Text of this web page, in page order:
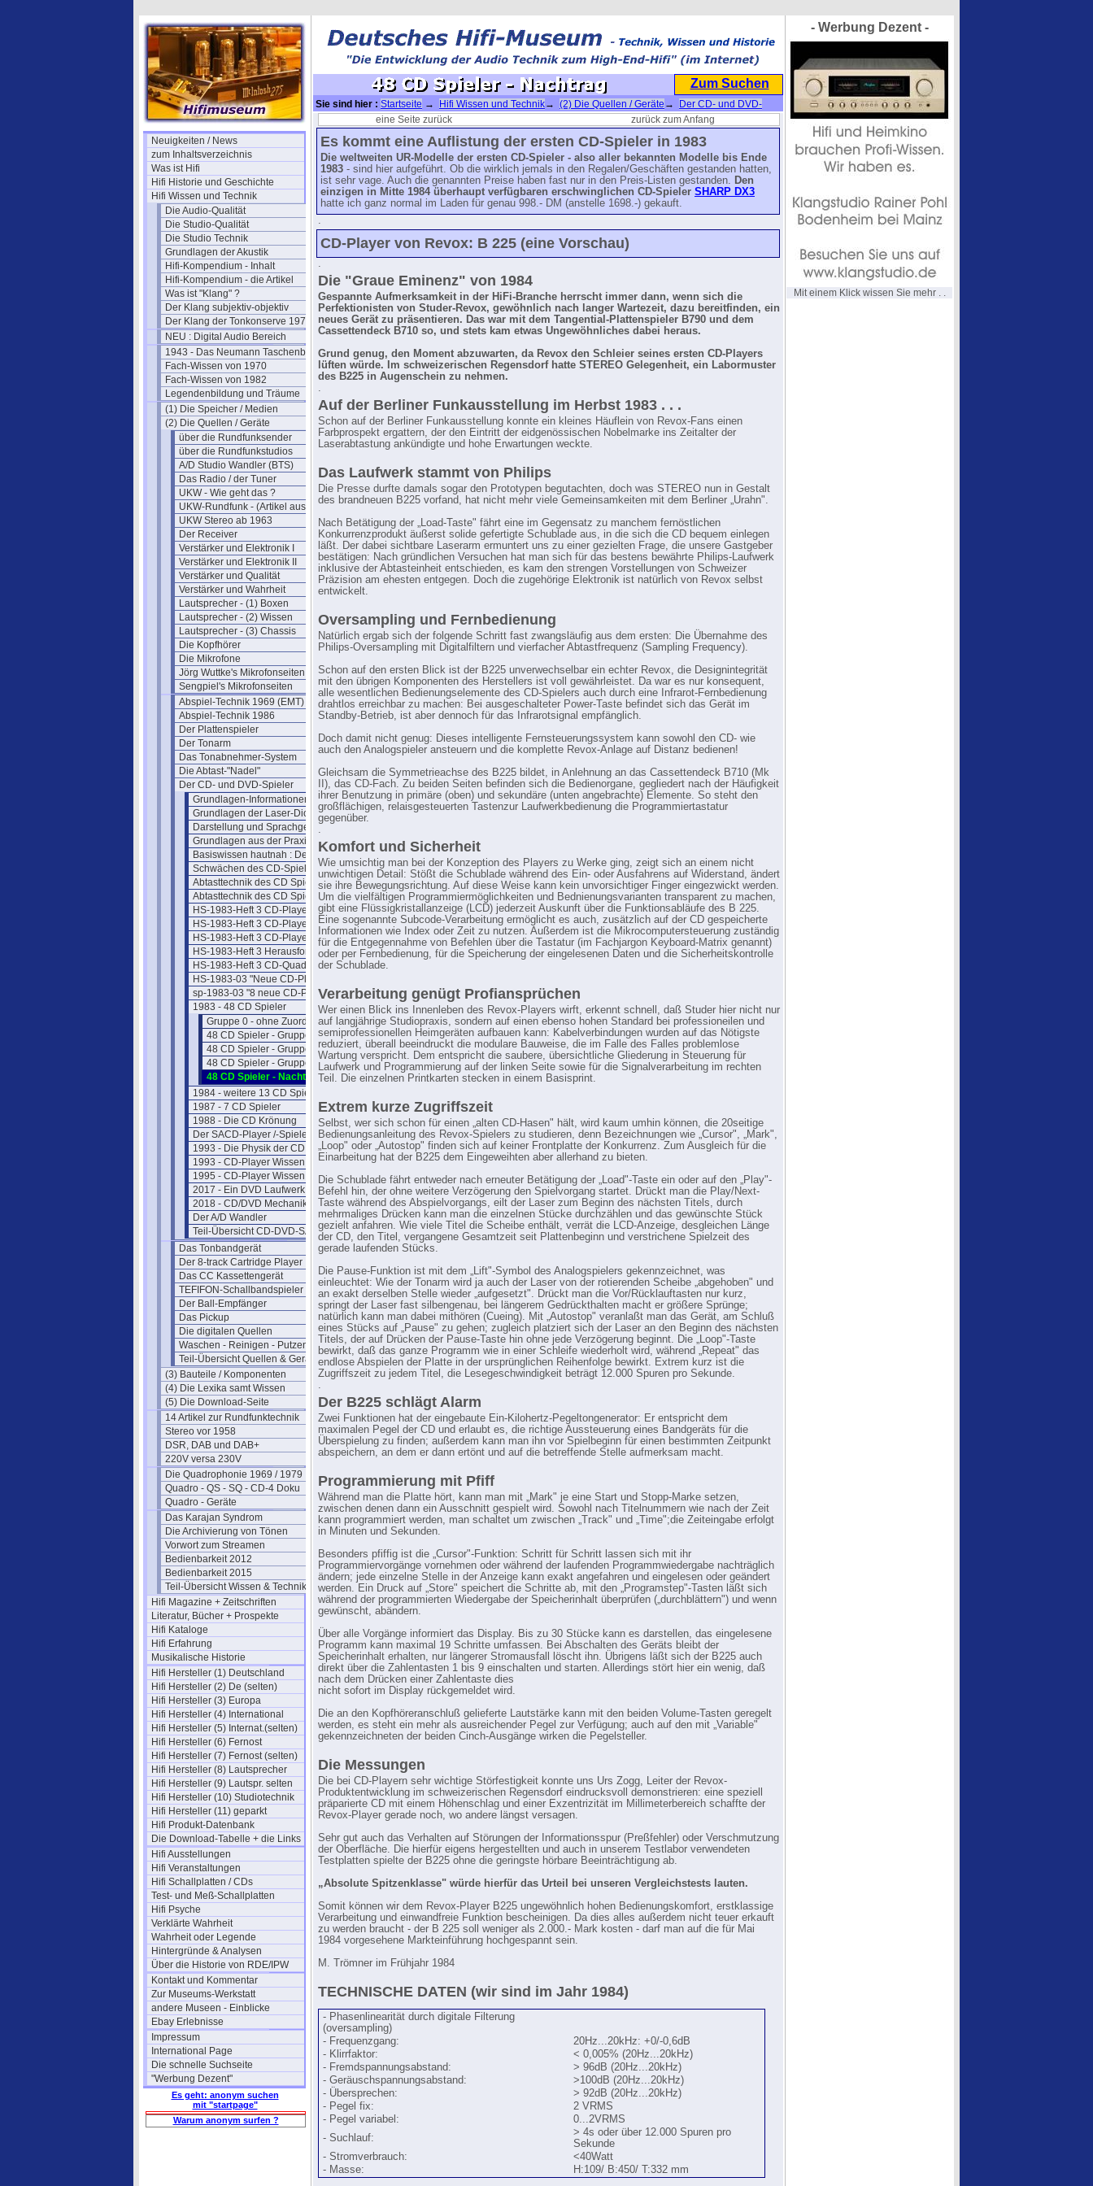
Neuigkeiten / News
zum Inhaltsverzeichnis
Was ist Hifi
Hifi Historie und Geschichte
Hifi Wissen und Technik
Die Audio-Qualität
Die Studio-Qualität
Die Studio Technik
Grundlagen der Akustik
Hifi-Kompendium - Inhalt
Hifi-Kompendium - die Artikel
Was ist "Klang" ?
Der Klang subjektiv-objektiv
Der Klang der Tonkonserve 1979
NEU : Digital Audio Bereich
1943 - Das Neumann Taschenbuch
Fach-Wissen von 1970
Fach-Wissen von 1982
Legendenbildung und Träume
(1) Die Speicher / Medien
(2) Die Quellen / Geräte
über die Rundfunksender
über die Rundfunkstudios
A/D Studio Wandler (BTS)
Das Radio / der Tuner
UKW - Wie geht das ?
UKW-Rundfunk - (Artikel aus 1950)
UKW Stereo ab 1963
Der Receiver
Verstärker und Elektronik I
Verstärker und Elektronik II
Verstärker und Qualität
Verstärker und Wahrheit
Lautsprecher - (1) Boxen
Lautsprecher - (2) Wissen
Lautsprecher - (3) Chassis
Die Kopfhörer
Die Mikrofone
Jörg Wuttke's Mikrofonseiten
Sengpiel's Mikrofonseiten
Abspiel-Technik 1969 (EMT)
Abspiel-Technik 1986
Der Plattenspieler
Der Tonarm
Das Tonabnehmer-System
Die Abtast-"Nadel"
Der CD- und DVD-Spieler
Grundlagen-Informationen zur CD
Grundlagen der Laser-Diode
Darstellung und Sprachgebrauch
Grundlagen aus der Praxis
Basiswissen hautnah : Der Laser
Schwächen des CD-Spielers
Abtasttechnik des CD Spielers
Abtasttechnik des CD Spielers II
HS-1983-Heft 3 CD-Player I
HS-1983-Heft 3 CD-Player II
HS-1983-Heft 3 CD-Player III
HS-1983-Heft 3 Herausforderung
HS-1983-Heft 3 CD-Quadrophonie
HS-1983-03 "Neue CD-Player"
sp-1983-03 "8 neue CD-Player"
1983 - 48 CD Spieler
Gruppe 0 - ohne Zuordnung
48 CD Spieler - Gruppe 1
48 CD Spieler - Gruppe 2
48 CD Spieler - Gruppe 3
48 CD Spieler - Nachtrag
1984 - weitere 13 CD Spieler
1987 - 7 CD Spieler
1988 - Die CD Krönung
Der SACD-Player /-Spieler
1993 - Die Physik der CD
1993 - CD-Player Wissen + Service
1995 - CD-Player Wissen + Service
2017 - Ein DVD Laufwerk - Einblick
2018 - CD/DVD Mechaniken
Der A/D Wandler
Teil-Übersicht CD-DVD-SACD
Das Tonbandgerät
Der 8-track Cartridge Player
Das CC Kassettengerät
TEFIFON-Schallbandspieler (1950)
Der Ball-Empfänger
Das Pickup
Die digitalen Quellen
Waschen - Reinigen - Putzen
Teil-Übersicht Quellen & Geräte
(3) Bauteile / Komponenten
(4) Die Lexika samt Wissen
(5) Die Download-Seite
14 Artikel zur Rundfunktechnik
Stereo vor 1958
DSR, DAB und DAB+
220V versa 230V
Die Quadrophonie 1969 / 1979
Quadro - QS - SQ - CD-4 Doku
Quadro - Geräte
Das Karajan Syndrom
Die Archivierung von Tönen
Vorwort zum Streamen
Bedienbarkeit 2012
Bedienbarkeit 2015
Teil-Übersicht Wissen & Technik
Hifi Magazine + Zeitschriften
Literatur, Bücher + Prospekte
Hifi Kataloge
Hifi Erfahrung
Musikalische Historie
Hifi Hersteller (1) Deutschland
Hifi Hersteller (2) De (selten)
Hifi Hersteller (3) Europa
Hifi Hersteller (4) International
Hifi Hersteller (5) Internat.(selten)
Hifi Hersteller (6) Fernost
Hifi Hersteller (7) Fernost (selten)
Hifi Hersteller (8) Lautsprecher
Hifi Hersteller (9) Lautspr. selten
Hifi Hersteller (10) Studiotechnik
Hifi Hersteller (11) geparkt
Hifi Produkt-Datenbank
Die Download-Tabelle + die Links
Hifi Ausstellungen
Hifi Veranstaltungen
Hifi Schallplatten / CDs
Test- und Meß-Schallplatten
Hifi Psyche
Verklärte Wahrheit
Wahrheit oder Legende
Hintergründe & Analysen
Über die Historie von RDE/IPW
Kontakt und Kommentar
Zur Museums-Werkstatt
andere Museen - Einblicke
Ebay Erlebnisse
Impressum
International Page
Die schnelle Suchseite
"Werbung Dezent"
Es geht: anonym suchen
mit "startpage"
Warum anonym surfen ?
Zum Suchen
Sie sind hier : Startseite → Hifi Wissen und Technik→ (2) Die Quellen / Geräte →
Der CD- und DVD-
Spieler→1983 - 48 CD Spieler→ 48 CD Spieler - Nachtrag
eine Seite zurück zurück zum Anfang
Es kommt eine Auflistung der ersten CD-Spieler in 1983
Die weltweiten UR-Modelle der ersten CD-Spieler - also aller bekannten Modelle bis Ende
1983 - sind hier aufgeführt. Ob die wirklich jemals in den Regalen/Geschäften gestanden hatten,
ist sehr vage. Auch die genannten Preise haben fast nur in den Preis-Listen gestanden. Den
einzigen in Mitte 1984 überhaupt verfügbaren erschwinglichen CD-Spieler SHARP DX3
hatte ich ganz normal im Laden für genau 998.- DM (anstelle 1698.-) gekauft.
.
CD-Player von Revox: B 225 (eine Vorschau)
.
Die "Graue Eminenz" von 1984
Gespannte Aufmerksamkeit in der HiFi-Branche herrscht immer dann, wenn sich die
Perfektionisten von Studer-Revox, gewöhnlich nach langer Wartezeit, dazu bereitfinden, ein
neues Gerät zu präsentieren. Das war mit dem Tangential-Plattenspieler B790 und dem
Cassettendeck B710 so, und stets kam etwas Ungewöhnliches dabei heraus.
Grund genug, den Moment abzuwarten, da Revox den Schleier seines ersten CD-Players
lüften würde. Im schweizerischen Regensdorf hatte STEREO Gelegenheit, ein Labormuster
des B225 in Augenschein zu nehmen.
.
Auf der Berliner Funkausstellung im Herbst 1983 . . .
Schon auf der Berliner Funkausstellung konnte ein kleines Häuflein von Revox-Fans einen
Farbprospekt ergattern, der den Eintritt der eidgenössischen Nobelmarke ins Zeitalter der
Laserabtastung ankündigte und hohe Erwartungen weckte.
Das Laufwerk stammt von Philips
Die Presse durfte damals sogar den Prototypen begutachten, doch was STEREO nun in Gestalt
des brandneuen B225 vorfand, hat nicht mehr viele Gemeinsamkeiten mit dem Berliner „Urahn".
Nach Betätigung der „Load-Taste" fährt eine im Gegensatz zu manchem fernöstlichen
Konkurrenzprodukt äußerst solide gefertigte Schublade aus, in die sich die CD bequem einlegen
läßt. Der dabei sichtbare Laserarm ermuntert uns zu einer gezielten Frage, die unsere Gastgeber
bestätigen: Nach gründlichen Versuchen hat man sich für das bestens bewährte Philips-Laufwerk
inklusive der Abtasteinheit entschieden, es kam den strengen Vorstellungen von Schweizer
Präzision am ehesten entgegen. Doch die zugehörige Elektronik ist natürlich von Revox selbst
entwickelt.
Oversampling und Fernbedienung
Natürlich ergab sich der folgende Schritt fast zwangsläufig aus dem ersten: Die Übernahme des
Philips-Oversampling mit Digitalfiltern und vierfacher Abtastfrequenz (Sampling Frequency).
Schon auf den ersten Blick ist der B225 unverwechselbar ein echter Revox, die Designintegrität
mit den übrigen Komponenten des Herstellers ist voll gewährleistet. Da war es nur konsequent,
alle wesentlichen Bedienungselemente des CD-Spielers auch durch eine Infrarot-Fernbedienung
drahtlos erreichbar zu machen: Bei ausgeschalteter Power-Taste befindet sich das Gerät im
Standby-Betrieb, ist aber dennoch für das Infrarotsignal empfänglich.
Doch damit nicht genug: Dieses intelligente Fernsteuerungssystem kann sowohl den CD- wie
auch den Analogspieler ansteuern und die komplette Revox-Anlage auf Distanz bedienen!
Gleichsam die Symmetrieachse des B225 bildet, in Anlehnung an das Cassettendeck B710 (Mk
II), das CD-Fach. Zu beiden Seiten befinden sich die Bedienorgane, gegliedert nach der Häufigkeit
ihrer Benutzung in primäre (oben) und sekundäre (unten angebrachte) Elemente. So steht den
großflächigen, relaisgesteuerten Tastenzur Laufwerkbedienung die Programmiertastatur
gegenüber.
.
Komfort und Sicherheit
Wie umsichtig man bei der Konzeption des Players zu Werke ging, zeigt sich an einem nicht
unwichtigen Detail: Stößt die Schublade während des Ein- oder Ausfahrens auf Widerstand, ändert
sie ihre Bewegungsrichtung. Auf diese Weise kann kein unvorsichtiger Finger eingezwickt werden.
Um die vielfältigen Programmiermöglichkeiten und Bednienungsvarianten transparent zu machen,
gibt eine Flüssigkristallanzeige (LCD) jederzeit Auskunft über die Funktionsabläufe des B 225.
Eine sogenannte Subcode-Verarbeitung ermöglicht es auch, zusätzlich auf der CD gespeicherte
Informationen wie Index oder Zeit zu nutzen. Außerdem ist die Mikrocomputersteuerung zuständig
für die Entgegennahme von Befehlen über die Tastatur (im Fachjargon Keyboard-Matrix genannt)
oder per Fernbedienung, für die Speicherung der eingelesenen Daten und die Sicherheitskontrolle
der Schublade.
Verarbeitung genügt Profiansprüchen
Wer einen Blick ins Innenleben des Revox-Players wirft, erkennt schnell, daß Studer hier nicht nur
auf langjährige Studiopraxis, sondern auf einen ebenso hohen Standard bei professioneilen und
semiprofessionellen Heimgeräten aufbauen kann: Kabelverbindungen wurden auf das Nötigste
reduziert, überall beeindruckt die modulare Bauweise, die im Falle des Falles problemlose
Wartung verspricht. Dem entspricht die saubere, übersichtliche Gliederung in Steuerung für
Laufwerk und Programmierung auf der linken Seite sowie für die Signalverarbeitung im rechten
Teil. Die einzelnen Printkarten stecken in einem Basisprint.
Extrem kurze Zugriffszeit
Selbst, wer sich schon für einen „alten CD-Hasen" hält, wird kaum umhin können, die 20seitige
Bedienungsanleitung des Revox-Spielers zu studieren, denn Bezeichnungen wie „Cursor", „Mark",
„Loop" oder „Autostop" finden sich auf keiner Frontplatte der Konkurrenz. Zum Ausgleich für die
Einarbeitung hat der B225 dem Eingeweihten aber allerhand zu bieten.
Die Schublade fährt entweder nach erneuter Betätigung der „Load"-Taste ein oder auf den „Play"-
Befehl hin, der ohne weitere Verzögerung den Spielvorgang startet. Drückt man die Play/Next-
Taste während des Abspielvorgangs, eilt der Laser zum Beginn des nächsten Titels, durch
mehrmaliges Drücken kann man die einzelnen Stücke durchzählen und das gewünschte Stück
gezielt anfahren. Wie viele Titel die Scheibe enthält, verrät die LCD-Anzeige, desgleichen Länge
der CD, den Titel, vergangene Gesamtzeit seit Plattenbeginn und verstrichene Spielzeit des
gerade laufenden Stücks.
Die Pause-Funktion ist mit dem „Lift"-Symbol des Analogspielers gekennzeichnet, was
einleuchtet: Wie der Tonarm wird ja auch der Laser von der rotierenden Scheibe „abgehoben" und
an exakt derselben Stelle wieder „aufgesetzt". Drückt man die Vor/Rücklauftasten nur kurz,
springt der Laser fast silbengenau, bei längerem Gedrückthalten macht er größere Sprünge;
natürlich kann man dabei mithören (Cueing). Mit „Autostop" veranlaßt man das Gerät, am Schluß
eines Stücks auf „Pause" zu gehen; zugleich platziert sich der Laser an den Beginn des nächsten
Titels, der auf Drücken der Pause-Taste hin ohne jede Verzögerung beginnt. Die „Loop"-Taste
bewirkt, daß das ganze Programm wie in einer Schleife wiederholt wird, während „Repeat" das
endlose Abspielen der Platte in der ursprünglichen Reihenfolge bewirkt. Extrem kurz ist die
Zugriffszeit zu jedem Titel, die Lesegeschwindigkeit beträgt 12.000 Spuren pro Sekunde.
.
Der B225 schlägt Alarm
Zwei Funktionen hat der eingebaute Ein-Kilohertz-Pegeltongenerator: Er entspricht dem
maximalen Pegel der CD und erlaubt es, die richtige Aussteuerung eines Bandgeräts für die
Überspielung zu finden; außerdem kann man ihn vor Spielbeginn für einen bestimmten Zeitpunkt
abspeichern, an dem er dann ertönt und auf die betreffende Stelle aufmerksam macht.
Programmierung mit Pfiff
Während man die Platte hört, kann man mit „Mark" je eine Start und Stopp-Marke setzen,
zwischen denen dann ein Ausschnitt gespielt wird. Sowohl nach Titelnummern wie nach der Zeit
kann programmiert werden, man schaltet um zwischen „Track" und „Time";die Zeiteingabe erfolgt
in Minuten und Sekunden.
Besonders pfiffig ist die „Cursor"-Funktion: Schritt für Schritt lassen sich mit ihr
Programmiervorgänge vornehmen oder während der laufenden Programmwiedergabe nachträglich
ändern; jede einzelne Stelle in der Anzeige kann exakt angefahren und eingelesen oder geändert
werden. Ein Druck auf „Store" speichert die Schritte ab, mit den „Programstep"-Tasten läßt sich
während der programmierten Wiedergabe der Speicherinhalt überprüfen („durchblättern") und wenn
gewünscht, abändern.
Über alle Vorgänge informiert das Display. Bis zu 30 Stücke kann es darstellen, das eingelesene
Programm kann maximal 19 Schritte umfassen. Bei Abschalten des Geräts bleibt der
Speicherinhalt erhalten, nur längerer Stromausfall löscht ihn. Übrigens läßt sich der B225 auch
direkt über die Zahlentasten 1 bis 9 einschalten und starten. Allerdings stört hier ein wenig, daß
nach dem Drücken einer Zahlentaste dies
nicht sofort im Display rückgemeldet wird.
Die an den Kopfhöreranschluß gelieferte Lautstärke kann mit den beiden Volume-Tasten geregelt
werden, es steht ein mehr als ausreichender Pegel zur Verfügung; auch auf den mit „Variable"
gekennzeichneten der beiden Cinch-Ausgänge wirken die Pegelsteller.
Die Messungen
Die bei CD-Playern sehr wichtige Störfestigkeit konnte uns Urs Zogg, Leiter der Revox-
Produktentwicklung im schweizerischen Regensdorf eindrucksvoll demonstrieren: eine speziell
präparierte CD mit einem Höhenschlag und einer Exzentrizität im Millimeterbereich schaffte der
Revox-Player gerade noch, wo andere längst versagen.
Sehr gut auch das Verhalten auf Störungen der Informationsspur (Preßfehler) oder Verschmutzung
der Oberfläche. Die hierfür eigens hergestellten und auch in unserem Testlabor verwendeten
Testplatten spielte der B225 ohne die geringste hörbare Beeinträchtigung ab.
„Absolute Spitzenklasse" würde hierfür das Urteil bei unseren Vergleichstests lauten.
Somit können wir dem Revox-Player B225 ungewöhnlich hohen Bedienungskomfort, erstklassige
Verarbeitung und einwandfreie Funktion bescheinigen. Da dies alles außerdem nicht teuer erkauft
zu werden braucht - der B 225 soll weniger als 2.000.- Mark kosten - darf man auf die für Mai
1984 vorgesehene Markteinführung hochgespannt sein.
M. Trömner im Frühjahr 1984
TECHNISCHE DATEN (wir sind im Jahr 1984)
- Phasenlinearität durch digitale Filterung
(oversampling)
- Frequenzgang:
20Hz...20kHz: +0/-0,6dB
- Klirrfaktor:
< 0,005% (20Hz...20kHz)
- Fremdspannungsabstand:
> 96dB (20Hz...20kHz)
- Geräuschspannungsabstand:
>100dB (20Hz...20kHz)
- Übersprechen:
> 92dB (20Hz...20kHz)
- Pegel fix:
2 VRMS
- Pegel variabel:
0...2VRMS
- Suchlauf:
> 4s oder über 12.000 Spuren pro
Sekunde
- Stromverbrauch:
<40Watt
- Masse:
H:109/ B:450/ T:332 mm
- Werbung Dezent -
Mit einem Klick wissen Sie mehr . .